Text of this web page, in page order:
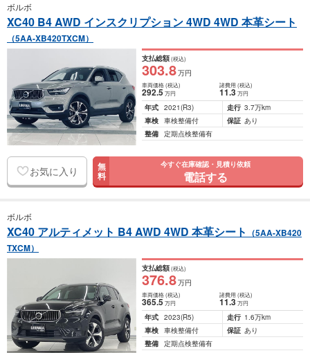
ボルボ
XC40 B4 AWD インスクリプション 4WD 4WD 本革シート
（5AA-XB420TXCM）
支払総額(税込)
303.8万円
車両価格(税込)
292.5万円
諸費用 (税込)
11.3 万円
年式 2021(R3) 走行 3.7万km
車検 車検整備付 保証 あり
整備 定期点検整備有
お気に入り 無
料
今すぐ在庫確認・見積り依頼
電話する
ボルボ
XC40 アルティメット B4 AWD 4WD 本革シート （5AA-XB420
TXCM）
支払総額(税込)
376.8万円
車両価格(税込)
365.5万円
諸費用 (税込)
11.3 万円
年式 2023(R5) 走行 1.6万km
車検 車検整備付 保証 あり
整備 定期点検整備有